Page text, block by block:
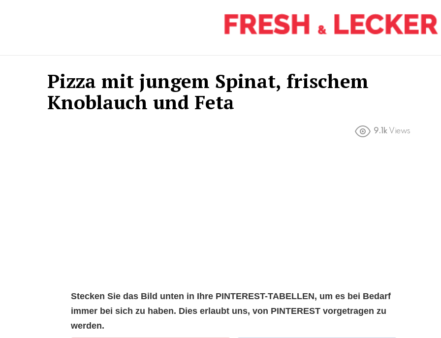
Pizza mit jungem Spinat, frischem
Knoblauch und Feta
9.1k Views
Stecken Sie das Bild unten in Ihre PINTEREST-TABELLEN, um es bei Bedarf
immer bei sich zu haben. Dies erlaubt uns, von PINTEREST vorgetragen zu
werden.